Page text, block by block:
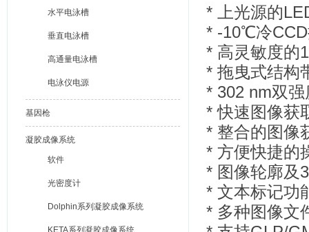
水平电泳槽
垂直电泳槽
高通量电泳槽
电泳仪电源
基因枪
凝胶成像系统
软件
光密度计
Dolphin系列凝胶成像系统
KETA系列凝胶成像系统
* 上光源的
* -10℃冷
* 高灵敏度的
* 拖曳式结构
* 302 nm双
* 快速图像获
* 整合的图像
* 方便快捷的
* 图像轮廓及
* 文本标记功
* 多种图像文